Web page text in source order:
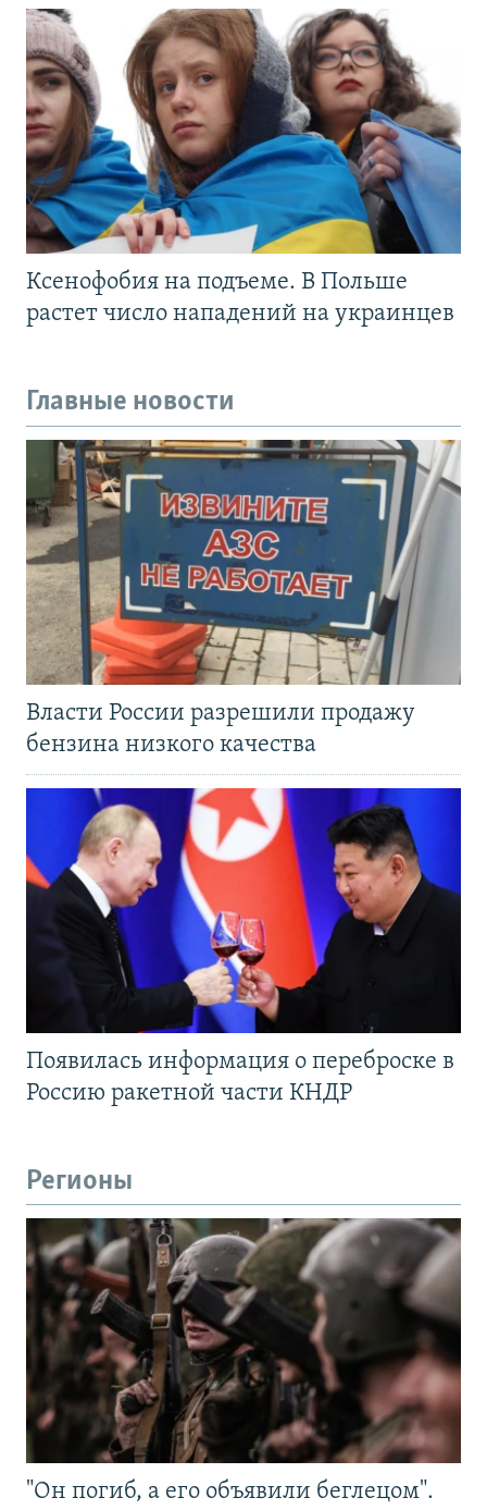
Ксенофобия на подъеме. В Польше
растет число нападений на украинцев
Главные новости
Власти России разрешили продажу
бензина низкого качества
Появилась информация о переброске в
Россию ракетной части КНДР
Регионы
"Он погиб, а его объявили беглецом".